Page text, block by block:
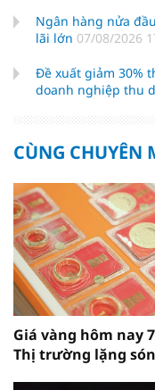
Ngân hàng nửa
lãi lớn 07/08/2026
Đề xuất giảm 30%
doanh nghiệp thu
CÙNG CHUYÊN
Giá vàng hôm nay
Thị trường lặng